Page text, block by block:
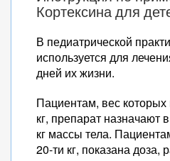
Кортексина для
В педиатрической
используется для
дней их жизни.
Пациентам, вес
кг, препарат назначают
кг массы тела.
20-ти кг, показана доза,